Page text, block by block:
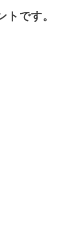
です。